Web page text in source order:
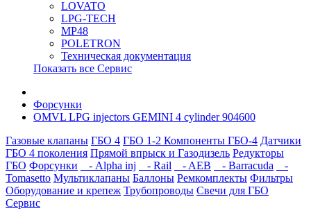
LOVATO
LPG-TECH
MP48
POLETRON
Техническая документация
Показать все Сервис
Форсунки
OMVL LPG injectors GEMINI 4 cylinder 904600
Газовые клапаны ГБО 4 ГБО 1-2 Компоненты ГБО-4 Датчики
ГБО 4 поколения Прямой впрыск и Газодизель Редукторы
ГБО Форсунки - Alpha inj - Rail - AEB - Barracuda
-
Tomasetto Мультиклапаны Баллоны Ремкомплекты Фильтры
Оборудование и крепеж Трубопроводы Свечи для ГБО
Сервис